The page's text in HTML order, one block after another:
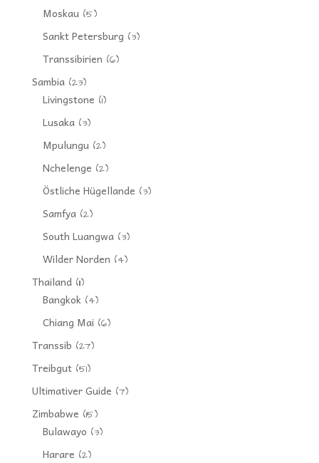
Moskau(5)
Sankt Petersburg (3)
Transsibirien (6)
Sambia(23)
Livingstone (1)
Lusaka(3)
Mpulungu(2)
Nchelenge (2)
Östliche Hügellande (3)
Samfya(2)
South Luangwa(3)
Wilder Norden (4)
Thailand(11)
Bangkok(4)
Chiang Mai (6)
Transsib (27)
Treibgut(51)
Ultimativer Guide (7)
Zimbabwe (15)
Bulawayo (3)
Harare (2)